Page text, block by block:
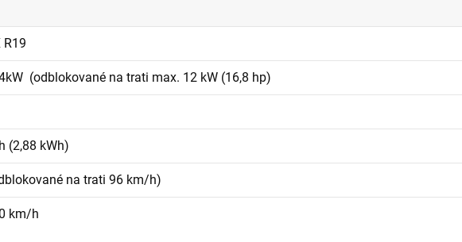
R19
(odblokované na trati max. 12 kW (16,8 hp)
(2,88 kWh)
na trati 96 km/h)
km/h